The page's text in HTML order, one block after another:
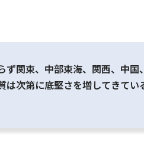
ず関東、中部東海、関西、中
は次第に底堅さを増してきて